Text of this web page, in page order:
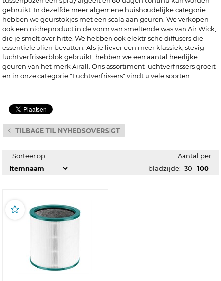
gebruikt. In dezelfde meer algemene huishoudelijke categorie
hebben we geurstokjes met een scala aan geuren. We verkopen
ook een nicheproduct in de vorm van smeltende was van Air Wick,
die je smelt over hitte. We hebben ook elektrische diffusers die
essentiële oliën bevatten. Als je liever een meer klassiek, stevig
luchtverfrisserblok gebruikt, hebben we een aantal heerlijke
geuren van het merk Airall. Ons assortiment luchtverfrissers groeit
en in onze categorie "Luchtverfrissers" vindt u vele soorten.
Sorteer op:
Aantal per
bladzijde: 30 100